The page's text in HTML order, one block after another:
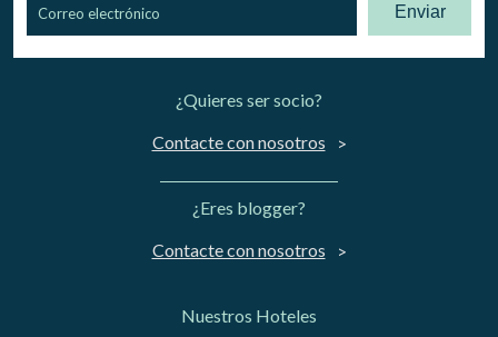
Enviar
¿Quieres ser socio?
Contacte con nosotros
¿Eres blogger?
Contacte con nosotros
Nuestros Hoteles